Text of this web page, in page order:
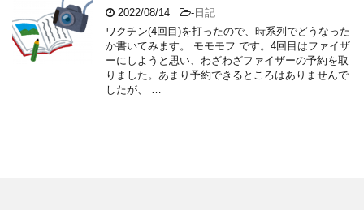
2022/08/14 -日記
ワクチン(4回目)を打ったので、時系列でどうなった
か書いてみます。 モモモフ です。4回目はファイザ
ーにしようと思い、わざわざファイザーの予約を取
りました。あまり予約できるところはありませんで
したが、 …